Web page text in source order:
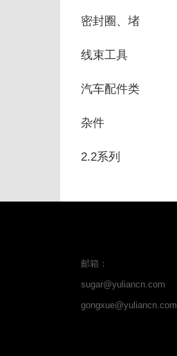
密封圈、堵
线束工具
汽车配件类
杂件
2.2系列
邮箱：
sugar@yuliancn.com
gongxue@yuliancn.com